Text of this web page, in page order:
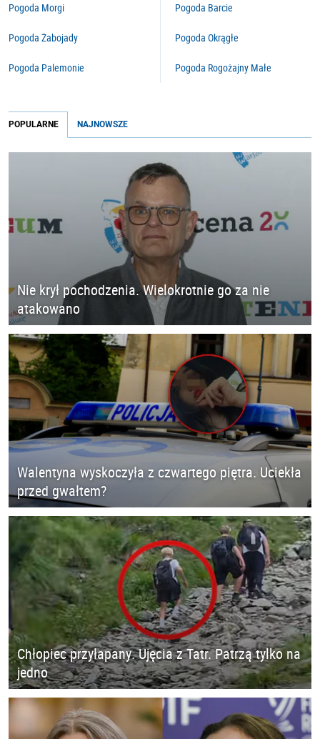
Pogoda Morgi
Pogoda Żabojady
Pogoda Palemonie
Pogoda Barcie
Pogoda Okrągłe
Pogoda Rogożajny Małe
POPULARNE NAJNOWSZE
Nie krył pochodzenia. Wielokrotnie go za nie
atakowano
Walentyna wyskoczyła z czwartego piętra. Uciekła
przed gwałtem?
Chłopiec przyłapany. Ujęcia z Tatr. Patrzą tylko na
jedno